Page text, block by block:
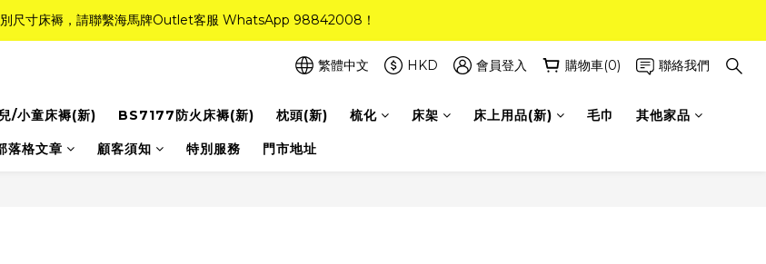
尺寸床褥，請聯繫海馬牌Outlet客服 WhatsApp 98842008！
尺寸床褥，請聯繫海馬牌Outlet客服 WhatsApp 98842008！
褥82折(新永久記憶床褥 及 健康記憶床褥)＋送禮品＋免運費(只限標準尺寸)
別尺寸床褥，請聯繫海馬牌Outlet客服 WhatsApp 98842008！
繁體中文 HKD 會員登入 購物車(0) 聯絡我們
/小童床褥(新) BS7177防火床褥(新) 枕頭(新) 梳化 床架 床上用品(新) 毛巾 其他家品
落格文章 顧客須知 特別服務 門市地址